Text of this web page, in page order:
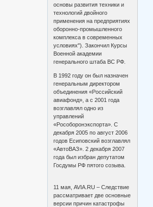
основы развития техники и
технологий двойного
применения на предприятиях
оборонно-промышленного
комплекса в современных
условиях"). Закончил Курсы
Военной академии
генерального штаба ВС РФ.
В 1992 году он был назначен
генеральным директором
объединения «Российский
авиафонд», а с 2001 года
возглавлял одно из
управлений
«Рособоронэкспорта». С
декабря 2005 по август 2006
годов Есиповский возглавлял
«АвтоВАЗ». 2 декабря 2007
года был избран депутатом
Госдумы РФ пятого созыва.
11 мая, AVIA.RU – Следствие
рассматривает две основные
версии причин катастрофы